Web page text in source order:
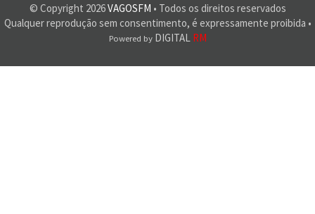
© Copyright 2026VAGOSFM • Todos os direitos reservados
Qualquer reprodução sem consentimento, é expressamente proibida •
Powered byDIGITAL RM